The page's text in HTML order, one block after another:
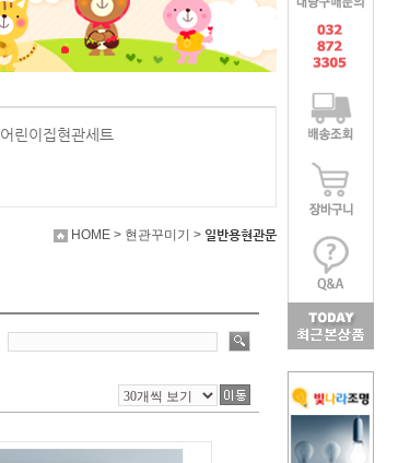
어린이집현관세트
HOME > 현관꾸미기 > 일반용현관문